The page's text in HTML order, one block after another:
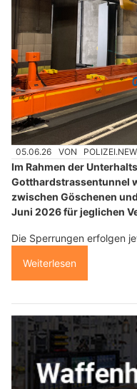
05.06.26 VON
Im Rahmen der
Gotthardstrassentunnel
zwischen Göschenen
Juni 2026 für jeglichen
Die Sperrungen erfolgen
Weiterlesen